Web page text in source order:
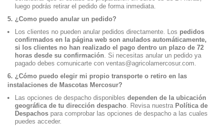
luego podrás retirar el pedido de forma inmediata.
5. ¿Como puedo anular un pedido?
Los clientes no pueden anular pedidos directamente. Los pedidos
confirmados en la página web son anulados automáticamente,
si los clientes no han realizado el pago dentro un plazo de 72
horas desde su confirmación. Si necesitas anular un pedido ya
pagado debes comunicarte con ventas@agricolamercosur.com.
6. ¿Cómo puedo elegir mi propio transporte o retiro en las
instalaciones de Mascotas Mercosur?
Las opciones de despacho disponibles dependen de la ubicación
geográfica de tu dirección despacho. Revisa nuestra Política de
Despachos para comprobar las opciones de despacho a las cuales
puedes acceder.